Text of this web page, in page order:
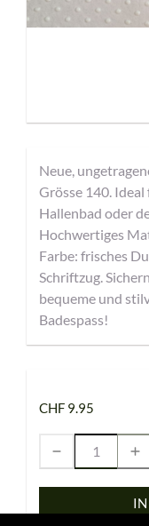
Neue,
Grösse 140.
Hallenbad oder
Hochwertiges
Farbe: frisches
Schriftzug.
bequeme und
Badespass!
CHF 9.95